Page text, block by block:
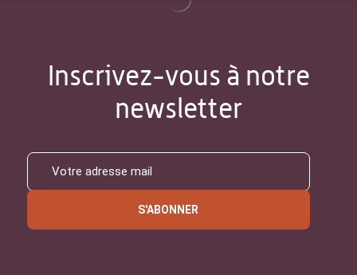
Inscrivez-vous à notre
newsletter
S'ABONNER